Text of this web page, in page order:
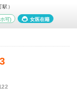
）
可) 女医在籍